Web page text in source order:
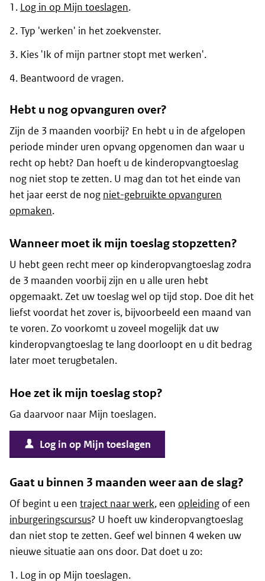
Log in op Mijn toeslagen.
Typ 'werken' in het zoekvenster.
Kies 'Ik of mijn partner stopt met werken'.
Beantwoord de vragen.
Hebt u nog opvanguren over?
Zijn de 3 maanden voorbij? En hebt u in de afgelopen
periode minder uren opvang opgenomen dan waar u
recht op hebt? Dan hoeft u de kinderopvangtoeslag
nog niet stop te zetten. U mag dan tot het einde van
het jaar eerst de nog niet-gebruikte opvanguren
opmaken.
Wanneer moet ik mijn toeslag stopzetten?
U hebt geen recht meer op kinderopvangtoeslag zodra
de 3 maanden voorbij zijn en u alle uren hebt
opgemaakt. Zet uw toeslag wel op tijd stop. Doe dit het
liefst voordat het zover is, bijvoorbeeld een maand van
te voren. Zo voorkomt u zoveel mogelijk dat uw
kinderopvangtoeslag te lang doorloopt en u dit bedrag
later moet terugbetalen.
Hoe zet ik mijn toeslag stop?
Ga daarvoor naar Mijn toeslagen.
Log in op Mijn toeslagen
Gaat u binnen 3 maanden weer aan de slag?
Of begint u een traject naar werk, een opleiding of een
inburgeringscursus? U hoeft uw kinderopvangtoeslag
dan niet stop te zetten. Geef wel binnen 4 weken uw
nieuwe situatie aan ons door. Dat doet u zo:
Log in op Mijn toeslagen.